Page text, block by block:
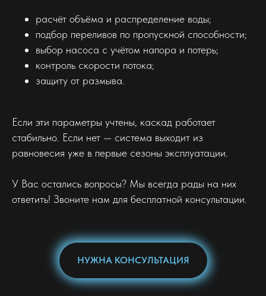
расчёт объёма и распределение воды;
подбор переливов по пропускной способности;
выбор насоса с учётом напора и потерь;
контроль скорости потока;
защиту от размыва.
Если эти параметры учтены, каскад работает
стабильно. Если нет — система выходит из
равновесия уже в первые сезоны эксплуатации.
У Вас остались вопросы? Мы всегда рады на них
ответить! Звоните нам для бесплатной консультации.
НУЖНА КОНСУЛЬТАЦИЯ